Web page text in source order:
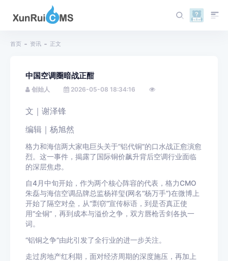
首页 资讯 正文
中国空调圈暗战正酣
创始人 2026-05-08 18:34:16
文｜谢泽锋
编辑｜杨旭然
格力和海信两大家电巨头关于“铝代铜”的口水战正愈演愈
烈。这一事件，揭露了国际铜价飙升背后空调行业面临
的深层焦虑。
自4月中旬开始，作为两个核心阵容的代表，格力CMO
朱磊与海信空调品牌总监杨祥玺(网名“杨万手”)在微博上
开始了隔空对垒，从“剽窃”宣传标语，到是否真正使
用“全铜”，再到成本与溢价之争，双方唇枪舌剑各执一
词。
“铝铜之争”由此引发了全行业的进一步关注。
走过房地产红利期，面对经济周期的深度施压，再加上